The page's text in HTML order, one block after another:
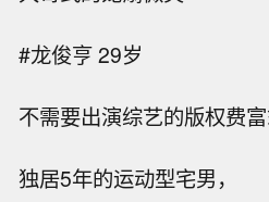
#龙俊亨 29岁
不需要出演综艺的版权费富
独居5年的运动型宅男，